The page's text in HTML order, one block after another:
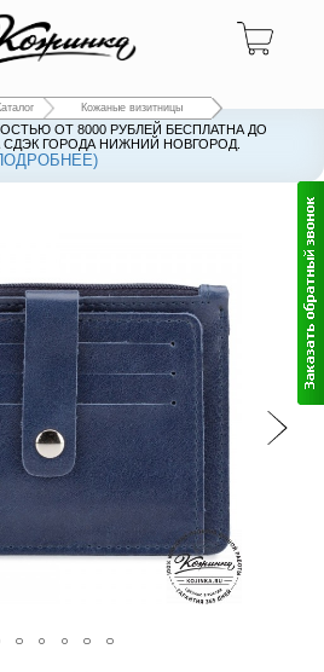
Кожаные визитницы
ОТ 8000 РУБЛЕЙ БЕСПЛАТНА ДО
ГОРОДА НИЖНИЙ НОВГОРОД.